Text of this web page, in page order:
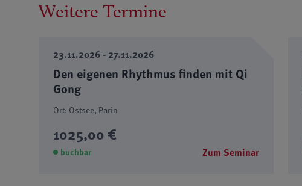
Weitere Termine
23.11.2026 - 27.11.2026
Den eigenen Rhythmus finden mit Qi
Gong
Ort: Ostsee, Parin
1025,00 €
buchbar Zum Seminar